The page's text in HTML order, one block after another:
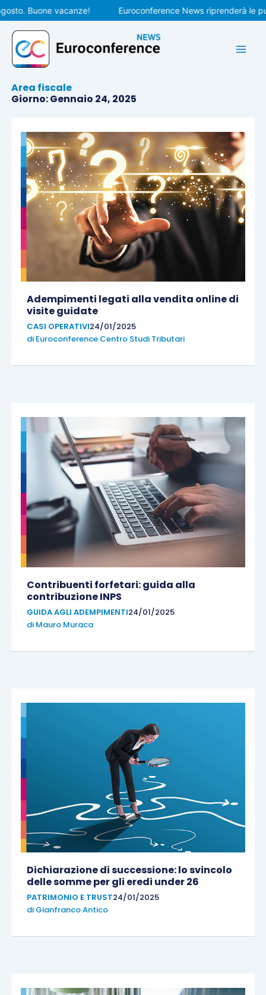
Vai
al
contenuto
Buone vacanze! Euroconference News riprenderà le
Area fiscale
Giorno: Gennaio 24, 2025
Adempimenti legati alla vendita online di
visite guidate
CASI OPERATIVI24/01/2025
di Euroconference Centro Studi Tributari
Contribuenti forfetari: guida alla
contribuzione INPS
GUIDA AGLI ADEMPIMENTI24/01/2025
di Mauro Muraca
Dichiarazione di successione: lo svincolo
delle somme per gli eredi under 26
PATRIMONIO E TRUST24/01/2025
di Gianfranco Antico